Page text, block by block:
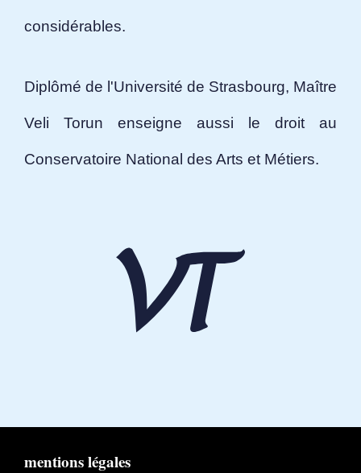
considérables.
Diplômé de l'Université de Strasbourg, Maître
Veli Torun enseigne aussi le droit au
Conservatoire National des Arts et Métiers.
mentions légales